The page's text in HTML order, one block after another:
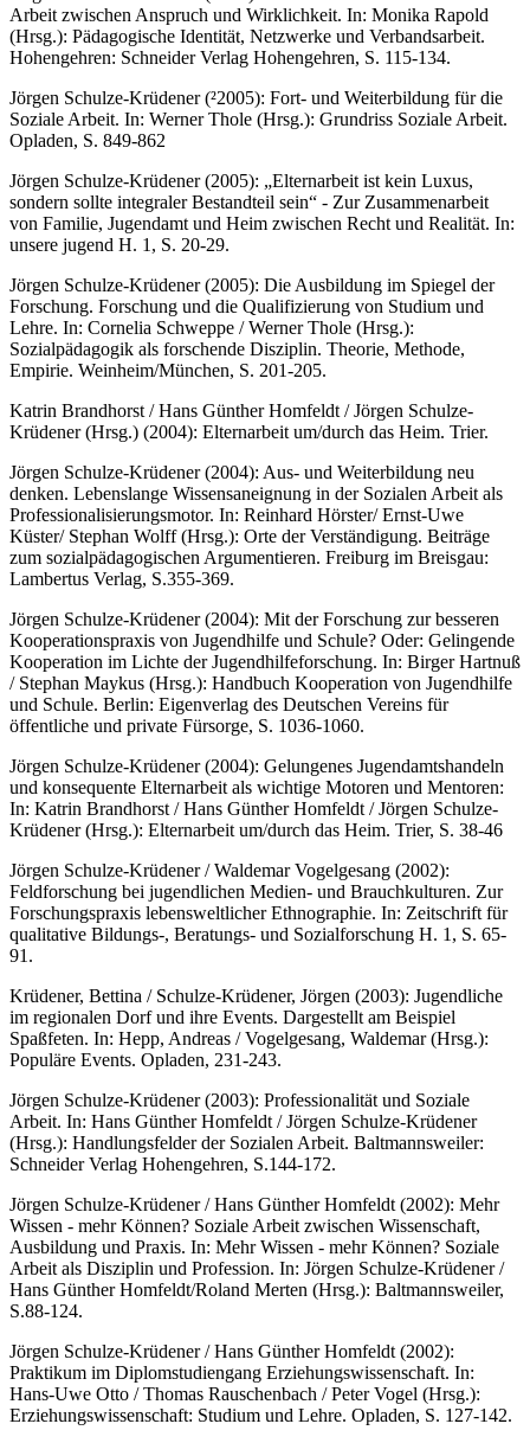
Arbeit zwischen Anspruch und Wirklichkeit. In: Monika Rapold
(Hrsg.): Pädagogische Identität, Netzwerke und Verbandsarbeit.
Hohengehren: Schneider Verlag Hohengehren, S. 115-134.
Jörgen Schulze-Krüdener (²2005): Fort- und Weiterbildung für die
Soziale Arbeit. In: Werner Thole (Hrsg.): Grundriss Soziale Arbeit.
Opladen, S. 849-862
Jörgen Schulze-Krüdener (2005): „Elternarbeit ist kein Luxus,
sondern sollte integraler Bestandteil sein“ - Zur Zusammenarbeit
von Familie, Jugendamt und Heim zwischen Recht und Realität. In:
unsere jugend H. 1, S. 20-29.
Jörgen Schulze-Krüdener (2005): Die Ausbildung im Spiegel der
Forschung. Forschung und die Qualifizierung von Studium und
Lehre. In: Cornelia Schweppe / Werner Thole (Hrsg.):
Sozialpädagogik als forschende Disziplin. Theorie, Methode,
Empirie. Weinheim/München, S. 201-205.
Katrin Brandhorst / Hans Günther Homfeldt / Jörgen Schulze-
Krüdener (Hrsg.) (2004): Elternarbeit um/durch das Heim. Trier.
Jörgen Schulze-Krüdener (2004): Aus- und Weiterbildung neu
denken. Lebenslange Wissensaneignung in der Sozialen Arbeit als
Professionalisierungsmotor. In: Reinhard Hörster/ Ernst-Uwe
Küster/ Stephan Wolff (Hrsg.): Orte der Verständigung. Beiträge
zum sozialpädagogischen Argumentieren. Freiburg im Breisgau:
Lambertus Verlag, S.355-369.
Jörgen Schulze-Krüdener (2004): Mit der Forschung zur besseren
Kooperationspraxis von Jugendhilfe und Schule? Oder: Gelingende
Kooperation im Lichte der Jugendhilfeforschung. In: Birger Hartnuß
/ Stephan Maykus (Hrsg.): Handbuch Kooperation von Jugendhilfe
und Schule. Berlin: Eigenverlag des Deutschen Vereins für
öffentliche und private Fürsorge, S. 1036-1060.
Jörgen Schulze-Krüdener (2004): Gelungenes Jugendamtshandeln
und konsequente Elternarbeit als wichtige Motoren und Mentoren:
In: Katrin Brandhorst / Hans Günther Homfeldt / Jörgen Schulze-
Krüdener (Hrsg.): Elternarbeit um/durch das Heim. Trier, S. 38-46
Jörgen Schulze-Krüdener / Waldemar Vogelgesang (2002):
Feldforschung bei jugendlichen Medien- und Brauchkulturen. Zur
Forschungspraxis lebensweltlicher Ethnographie. In: Zeitschrift für
qualitative Bildungs-, Beratungs- und Sozialforschung H. 1, S. 65-
91.
Krüdener, Bettina / Schulze-Krüdener, Jörgen (2003): Jugendliche
im regionalen Dorf und ihre Events. Dargestellt am Beispiel
Spaßfeten. In: Hepp, Andreas / Vogelgesang, Waldemar (Hrsg.):
Populäre Events. Opladen, 231-243.
Jörgen Schulze-Krüdener (2003): Professionalität und Soziale
Arbeit. In: Hans Günther Homfeldt / Jörgen Schulze-Krüdener
(Hrsg.): Handlungsfelder der Sozialen Arbeit. Baltmannsweiler:
Schneider Verlag Hohengehren, S.144-172.
Jörgen Schulze-Krüdener / Hans Günther Homfeldt (2002): Mehr
Wissen - mehr Können? Soziale Arbeit zwischen Wissenschaft,
Ausbildung und Praxis. In: Mehr Wissen - mehr Können? Soziale
Arbeit als Disziplin und Profession. In: Jörgen Schulze-Krüdener /
Hans Günther Homfeldt/Roland Merten (Hrsg.): Baltmannsweiler,
S.88-124.
Jörgen Schulze-Krüdener / Hans Günther Homfeldt (2002):
Praktikum im Diplomstudiengang Erziehungswissenschaft. In:
Hans-Uwe Otto / Thomas Rauschenbach / Peter Vogel (Hrsg.):
Erziehungswissenschaft: Studium und Lehre. Opladen, S. 127-142.